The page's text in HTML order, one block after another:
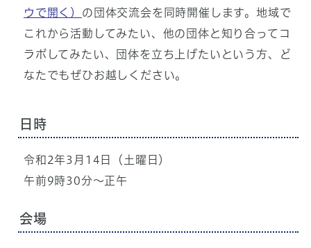
ウで開く） の団体交流会を同時開催します。地域で
これから活動してみたい、他の団体と知り合ってコ
ラボしてみたい、団体を立ち上げたいという方、ど
なたでもぜひお越しください。
日時
令和2年3月14日（土曜日）
午前9時30分～正午
会場